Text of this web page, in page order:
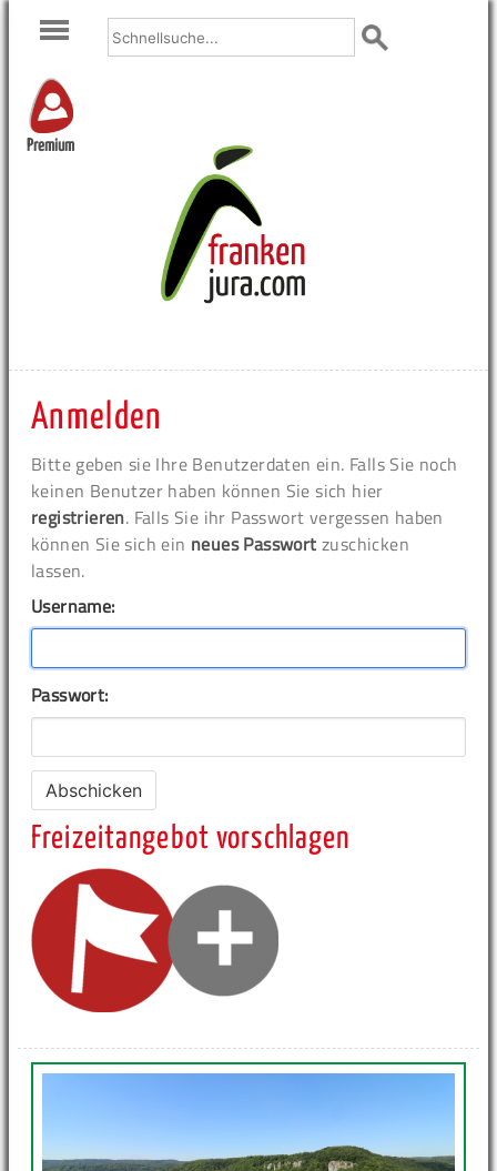
Premium
Anmelden
Bitte geben sie Ihre Benutzerdaten ein. Falls Sie noch
keinen Benutzer haben können Sie sich hier
registrieren. Falls Sie ihr Passwort vergessen haben
können Sie sich ein neues Passwort zuschicken
lassen.
Username:
Passwort:
Freizeitangebot vorschlagen